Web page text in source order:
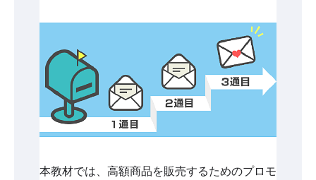
本教材では、高額商品を販売するためのプロモ